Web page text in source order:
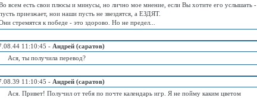
всем есть свои плюсы и минусы, но лично мое мнение, если Вы хотите его услышать -
приезжает, нои наши пусть не звездятся, а ЕЗДЯТ.
стремятся к победе - это здорово. Но не предел...
11:10:45 - Андрей (саратов)
Ася, ты получила перевод?
11:10:45 - Андрей (саратов)
Ася. Привет! Получил от тебя по почте календарь игр. Я не пойму каким цветом